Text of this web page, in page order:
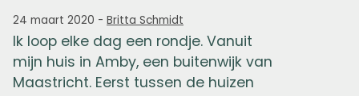
24 maart 2020 - Britta Schmidt
Ik loop elke dag een rondje. Vanuit
mijn huis in Amby, een buitenwijk van
Maastricht. Eerst tussen de huizen